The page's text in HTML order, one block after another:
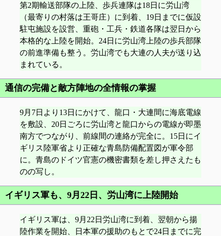
第2期輸送部隊の上陸、歩兵連隊は18日に労山湾
（最寄りの村落は王哥庄）に到着、19日までに仮設
駐屯施設を設営、重砲・工兵・鉄道各隊は翌日から
本格的な上陸を開始。24日に労山湾上陸の歩兵部隊
の前進準備も整う。労山湾でも大連の人夫が送り込
まれている。
通信の完備と敵方陣地の全情報の掌握
9月7日より13日にかけて、龍口・大連間に海底電線
を敷設、20日ごろに労山湾と龍口からの電線が即墨
南方でつながり、前線間の連絡が完全に。15日にイ
ギリス陸軍省より正確な青島防備配置図が軍令部
に。青島のドイツ官憲の機密書類を差し押さえたも
のの写し。
イギリス軍も、9月22日、労山湾に上陸開始
イギリス軍は、9月22日労山湾に到着、翌朝から揚
陸作業を開始、日本軍の援助のもとで24日までに完